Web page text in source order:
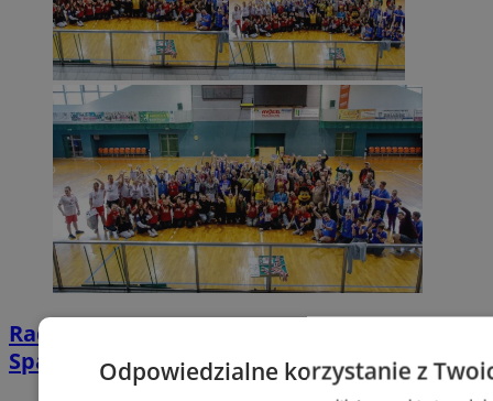
Radość, rywalizacja i sportowe emocje w
Spartakiadzie 2024
Odpowiedzialne korzystanie z